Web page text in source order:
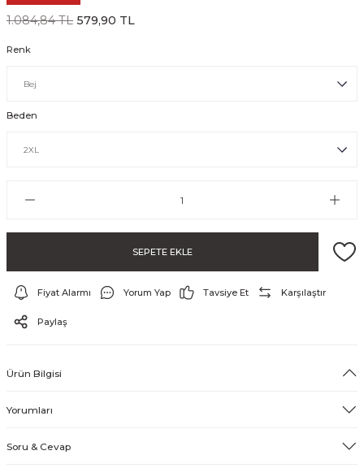
ve Şort
1.084,84 TL 579,90 TL
Renk
Beden
SEPETE EKLE
Fiyat Alarmı Yorum Yap Tavsiye Et Karşılaştır
Paylaş
Ürün Bilgisi
Yorumları
Soru & Cevap